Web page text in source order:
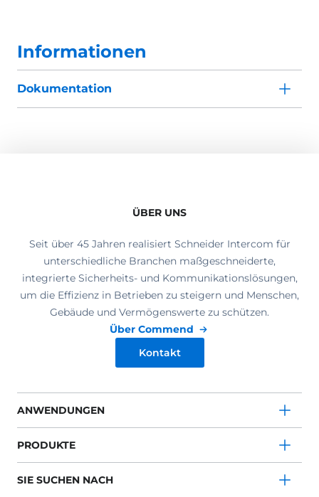
Informationen
Dokumentation
ÜBER UNS
Seit über 45 Jahren realisiert Schneider Intercom für
unterschiedliche Branchen maßgeschneiderte,
integrierte Sicherheits- und Kommunikationslösungen,
um die Effizienz in Betrieben zu steigern und Menschen,
Gebäude und Vermögenswerte zu schützen.
Über Commend
Kontakt
ANWENDUNGEN
PRODUKTE
SIE SUCHEN NACH